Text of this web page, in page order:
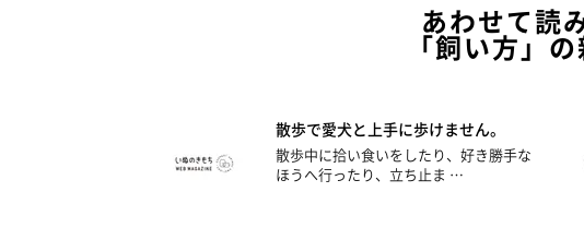
あわせて読
「飼い方」
散歩で愛犬と上手に歩けません。
散歩中に拾い食いをしたり、好き勝手な
ほうへ行ったり、立ち止ま …